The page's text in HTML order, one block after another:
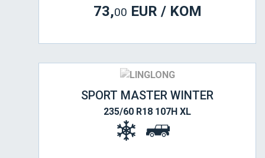
73,00 EUR / KOM
SPORT MASTER WINTER
235/60 R18 107H XL